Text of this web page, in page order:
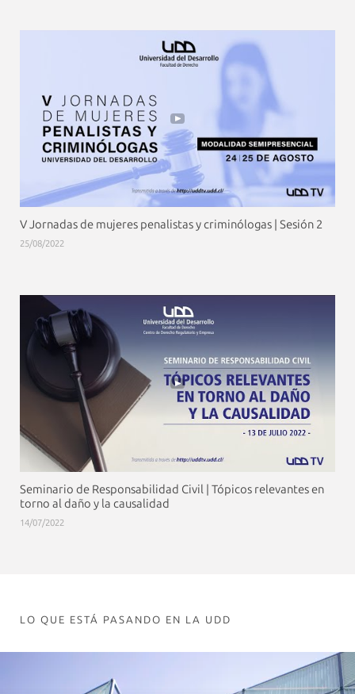
V Jornadas de mujeres penalistas y criminólogas | Sesión 2
25/08/2022
Seminario de Responsabilidad Civil | Tópicos relevantes en
torno al daño y la causalidad
14/07/2022
LO QUE ESTÁ PASANDO EN LA UDD